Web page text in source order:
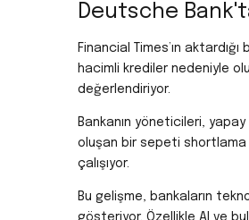
Deutsche
Financial Times’ın
hacimli krediler nedeniyle
değerlendiriyor.
Bankanın yöneticileri,
oluşan bir sepeti
çalışıyor.
Bu gelişme, bankaların
gösteriyor. Özellikle AI ve